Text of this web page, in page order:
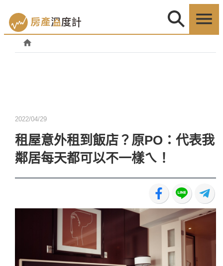
2022/04/29
租屋意外租到飯店？原PO：代表我
鄰居每天都可以不一樣ㄟ！